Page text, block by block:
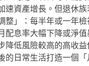
速資產增長。但退休
整」：每半年或一年
配息率大幅下降或淨
降低風險較高的高收
的日常生活打造一個